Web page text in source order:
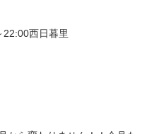
22:00西日暮里